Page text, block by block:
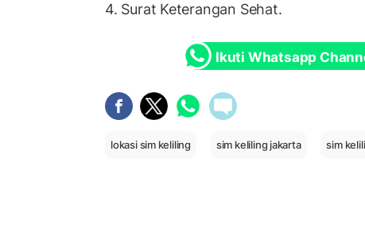
4. Surat Keterangan Sehat.
Ikuti Whatsapp
lokasi sim keliling sim keliling jakarta sim